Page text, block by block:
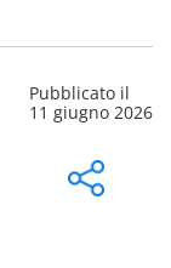
Pubblicato il
11 giugno 2026